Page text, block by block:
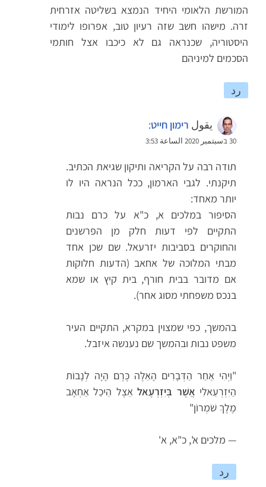
המורשת הלאומי היחיד הנמצא בשליטה אזרחית
זרה. מישהו חשב שזה רעיון טוב, אפרופו לימודי
היסטוריה, שכנראה גם לא כיכבו אצל חותמי
הסכמים למיניהם
رد
يقول רימון חייט:
30 בسبتمبر 2020 الساعة 3:53
תודה רבה על הקריאה ותיקון שגיאת הכתיב.
תיקנתי. לגבי הארמון, ככל הנראה היו לו
יותר מאחד:
הסיפור במלכים א, כ"א על כרם נבות
התקיים לפי דעות חלק מן הפרשנים
והחוקרים בסביבות יזרעאל. שם שכן אחד
מבתי המלוכה של אחאב (הדעות חלוקות
אם מדובר בבית חורף, בית קיץ או שמא
בנכס משפחתי מסוג אחר).
בהמשך, כפי שמצוין במקרא, התקיים העיר
משפט נבות ובהמשך שם נענשה איזבל.
"וַיְהִי אַחַר הַדְּבָרִים הָאֵלֶּה כֶּרֶם הָיָה לְנָבוֹת
הַיִּזְרְעֵאלִי אֲשֶׁר בְּיִזְרְעֶאלאֵצֶל הֵיכַל אַחְאָב
מֶלֶךְ שֹׁמְרוֹן"
— מלכים א', כ"א, א'
رد